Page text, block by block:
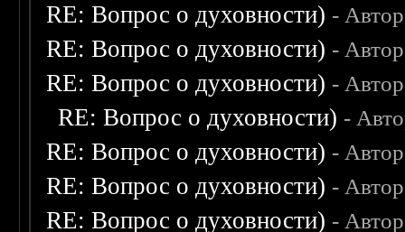
RE: Вопрос о духовности) -
RE: Вопрос о духовности) -
RE: Вопрос о духовности) -
RE: Вопрос о духовности) -
RE: Вопрос о духовности) -
RE: Вопрос о духовности) -
RE: Вопрос о духовности) -